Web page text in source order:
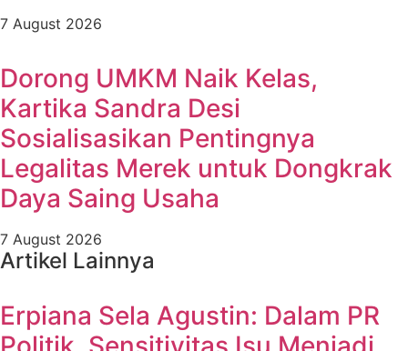
7 August 2026
Dorong UMKM Naik Kelas,
Kartika Sandra Desi
Sosialisasikan Pentingnya
Legalitas Merek untuk Dongkrak
Daya Saing Usaha
7 August 2026
Artikel Lainnya
Erpiana Sela Agustin: Dalam PR